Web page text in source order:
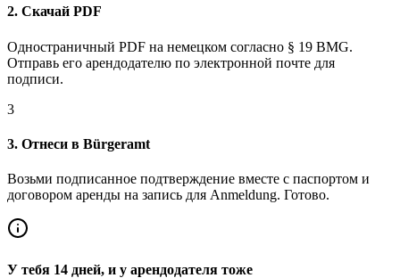
2. Скачай PDF
Одностраничный PDF на немецком согласно § 19 BMG.
Отправь его арендодателю по электронной почте для
подписи.
3
3. Отнеси в Bürgeramt
Возьми подписанное подтверждение вместе с паспортом и
договором аренды на запись для Anmeldung. Готово.
У тебя 14 дней, и у арендодателя тоже